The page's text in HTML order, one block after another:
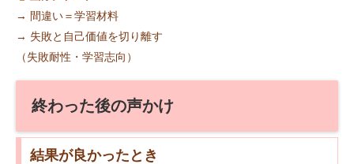
→ 間違い＝学習材料
→ 失敗と自己価値を切り離す
（失敗耐性・学習志向）
終わった後の声かけ
結果が良かったとき